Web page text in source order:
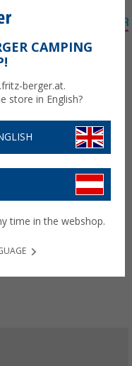
CAMPING
berger.at.
store in English?
time in the webshop.